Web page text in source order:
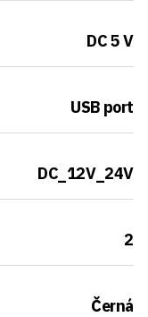
DC 5 V
USB port
DC_12V_24V
2
Černá